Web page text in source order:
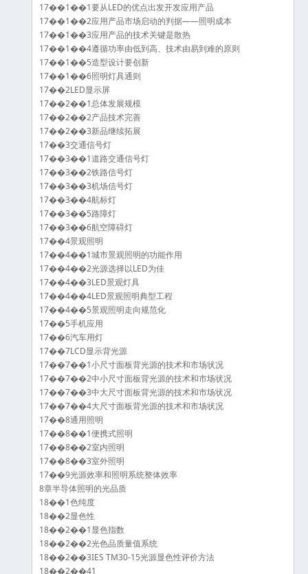
17��1��1要从LED的优点出发开发应用产品
17��1��2应用产品市场启动的判据——照明成本
17��1��3应用产品的技术关键是散热
17��1��4遵循功率由低到高、技术由易到难的原则
17��1��5造型设计要创新
17��1��6照明灯具通则
17��2LED显示屏
17��2��1总体发展规模
17��2��2产品技术完善
17��2��3新品继续拓展
17��3交通信号灯
17��3��1道路交通信号灯
17��3��2铁路信号灯
17��3��3机场信号灯
17��3��4航标灯
17��3��5路障灯
17��3��6航空障碍灯
17��4景观照明
17��4��1城市景观照明的功能作用
17��4��2光源选择以LED为佳
17��4��3LED景观灯具
17��4��4LED景观照明典型工程
17��4��5景观照明走向规范化
17��5手机应用
17��6汽车用灯
17��7LCD显示背光源
17��7��1小尺寸面板背光源的技术和市场状况
17��7��2中小尺寸面板背光源的技术和市场状况
17��7��3中大尺寸面板背光源的技术和市场状况
17��7��4大尺寸面板背光源的技术和市场状况
17��8通用照明
17��8��1便携式照明
17��8��2室内照明
17��8��3室外照明
17��9光源效率和照明系统整体效率
8章半导体照明的光品质
18��1色纯度
18��2显色性
18��2��1显色指数
18��2��2光色品质量值系统
18��2��3IES TM30-15光源显色性评价方法
18��2��41